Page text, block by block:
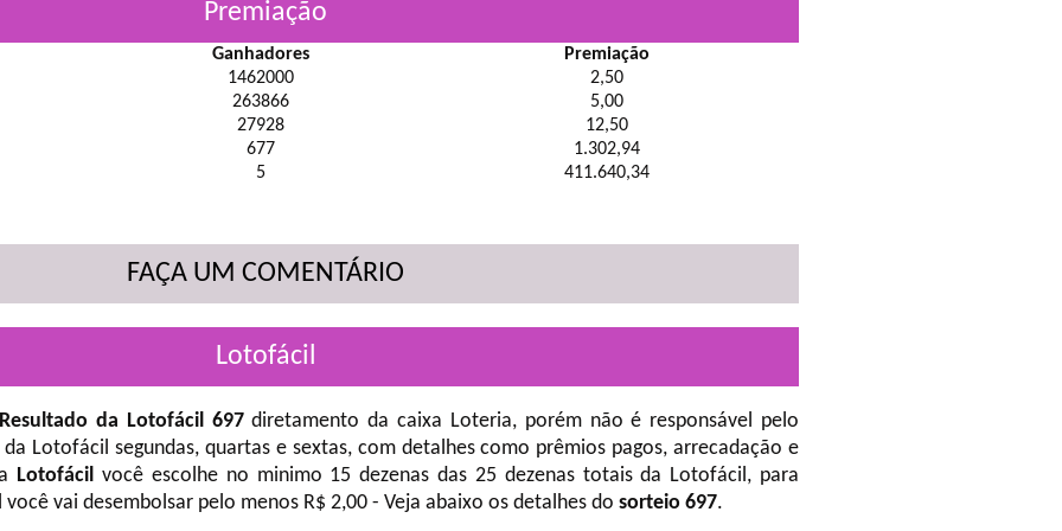
Premiação
Ganhadores
Premiação
1462000
2,50
263866
5,00
27928
12,50
677
1.302,94
5
411.640,34
FAÇA UM COMENTÁRIO
Lotofácil
Resultado da Lotofácil 697diretamento da caixa Loteria, porém não é responsável pelo
da Lotofácil segundas, quartas e sextas, com detalhes como prêmios pagos, arrecadação e
Lotofácil você escolhe no minimo 15 dezenas das 25 dezenas totais da Lotofácil, para
vai desembolsar pelo menos R$ 2,00 - Veja abaixo os detalhes do sorteio 697.